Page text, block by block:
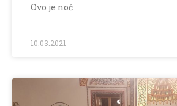
Ovo je noć
10.03.2021